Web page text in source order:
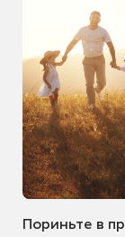
Пориньте в